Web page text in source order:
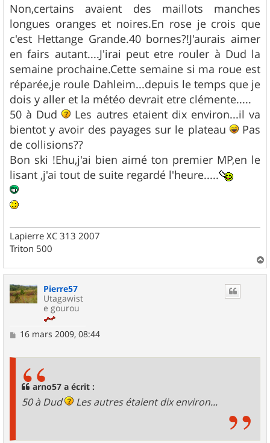
s
s
a
g
e
Non,certains avaient des maillots manches
longues oranges et noires.En rose je crois que
c'est Hettange Grande.40 bornes?!J'aurais aimer
en fairs autant....J'irai peut etre rouler à Dud la
semaine prochaine.Cette semaine si ma roue est
réparée,je roule Dahleim...depuis le temps que je
dois y aller et la météo devrait etre clémente.....
50 à Dud
Les autres etaient dix environ...il va
bientot y avoir des payages sur le plateau
Pas
de collisions??
Bon ski !Ehu,j'ai bien aimé ton premier MP,en le
lisant ,j'ai tout de suite regardé l'heure.....
Lapierre XC 313 2007
Triton 500
a
Pierre57
Utagawist
e gourou
M16 mars 2009, 08:44
arno57 a écrit :
50 à Dud Les autres étaient dix environ...